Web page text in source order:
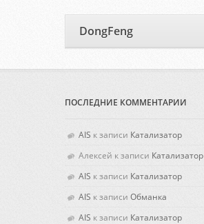
DongFeng
ПОСЛЕДНИЕ КОММЕНТАРИИ
AIS к записи Катализатор
Алексей к записи Катализатор
AIS к записи Катализатор
AIS к записи Обманка
AIS к записи Катализатор